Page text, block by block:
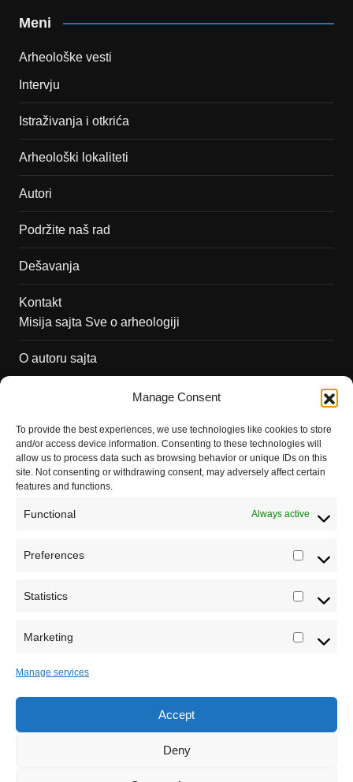
Manage Consent
To provide the best experiences, we use technologies like cookies to store
and/or access device information. Consenting to these technologies will
allow us to process data such as browsing behavior or unique IDs on this
site. Not consenting or withdrawing consent, may adversely affect certain
features and functions.
Functional Always active
Preferences
Statistics
Marketing
Manage services
Accept
Deny
Meni
Arheološke vesti
Intervju
Istraživanja i otkrića
Arheološki lokaliteti
Autori
Podržite naš rad
Dešavanja
Kontakt
Misija sajta Sve o arheologiji
O autoru sajta
Saradnja
Sva prava zadržava Sve o arheologiji 2019-2026